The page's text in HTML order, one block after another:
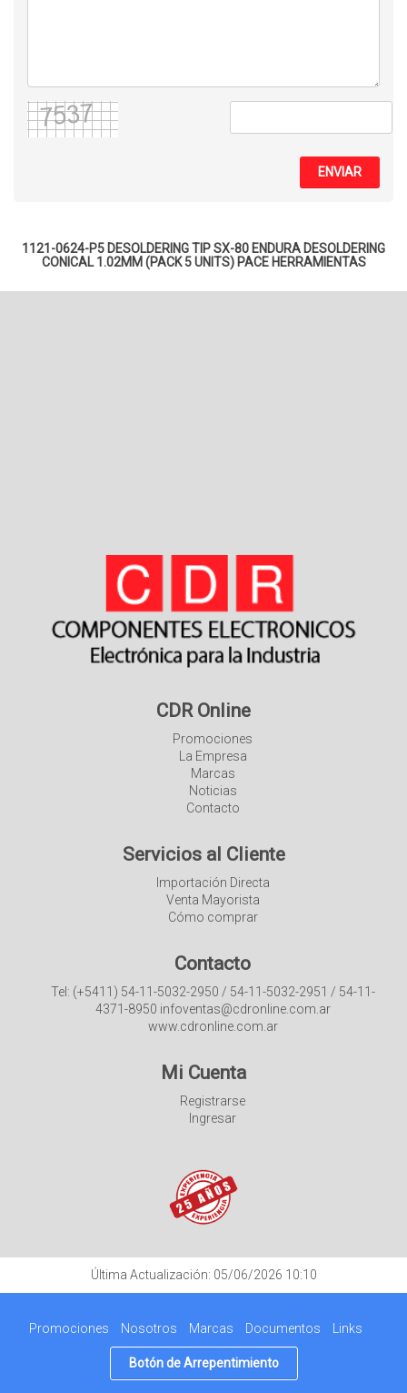
ENVIAR
1121-0624-P5 DESOLDERING TIP SX-80 ENDURA DESOLDERING
CONICAL 1.02MM (PACK 5 UNITS) PACE HERRAMIENTAS
CDR Online
Promociones
La Empresa
Marcas
Noticias
Contacto
Servicios al Cliente
Importación Directa
Venta Mayorista
Cómo comprar
Contacto
Tel: (+5411) 54-11-5032-2950 / 54-11-5032-2951 / 54-11-
4371-8950 infoventas@cdronline.com.ar
www.cdronline.com.ar
Mi Cuenta
Registrarse
Ingresar
Última Actualización: 05/06/2026 10:10
Promociones Nosotros Marcas Documentos Links
Botón de Arrepentimiento